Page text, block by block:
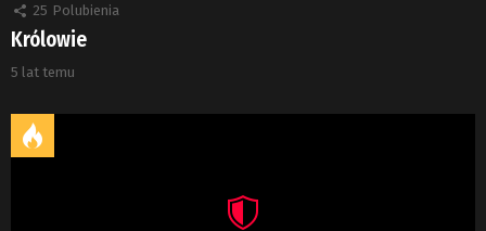
25 Polubienia
Królowie
5 lat temu